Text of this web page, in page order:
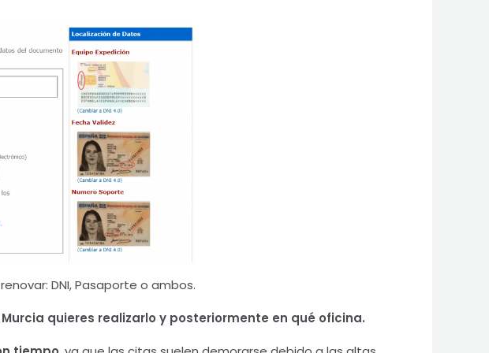
DNI, Pasaporte o ambos.
quieres realizarlo y posteriormente en qué oficina.